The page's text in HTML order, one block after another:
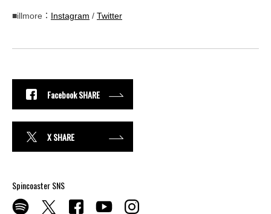
■illmore： Instagram / Twitter
Facebook SHARE
X SHARE
Spincoaster SNS